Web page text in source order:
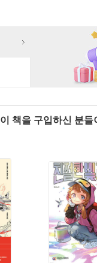
이 책을 구입하신 분